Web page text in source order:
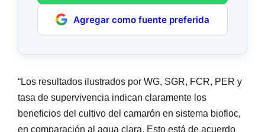
Agregar como fuente preferida
“Los resultados ilustrados por WG, SGR, FCR, PER y
tasa de supervivencia indican claramente los
beneficios del cultivo del camarón en sistema biofloc,
en comparación al agua clara. Esto está de acuerdo